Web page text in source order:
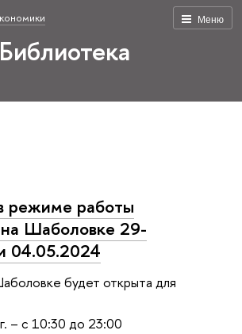
Меню
Библиотека
режиме работы
Шаболовке 29-
04.05.2024
будет открыта для
– с 10:30 до 23:00